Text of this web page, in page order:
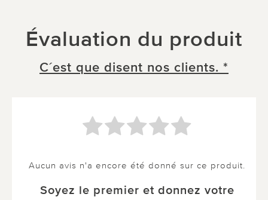
Évaluation du produit
C´est que disent nos clients. *
Aucun avis n'a encore été donné sur ce produit.
Soyez le premier et donnez votre